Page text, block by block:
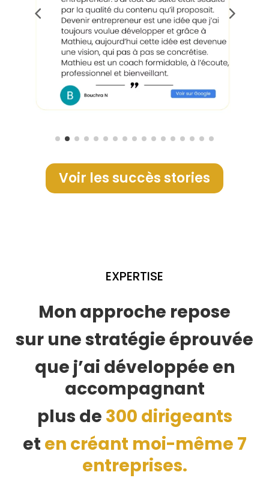
Voir les succès stories
EXPERTISE
Mon approche repose
sur une stratégie éprouvée
que j’ai développée en
accompagnant
plus de 300 dirigeants
et en créant moi-même 7
entreprises.